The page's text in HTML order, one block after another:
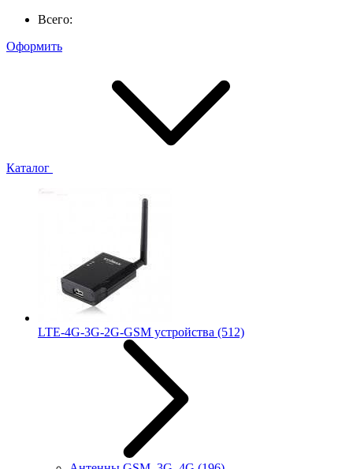
Всего:
Оформить
Каталог
LTE-4G-3G-2G-GSM устройства (512)